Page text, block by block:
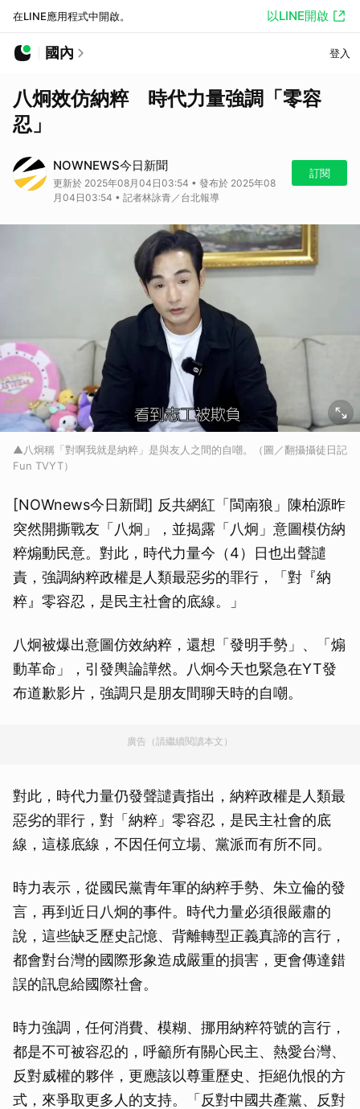
在LINE應用程式中開啟。 以LINE開啟
國內 登入
八炯效仿納粹 時代力量強調「零容
忍」
NOWNEWS今日新聞
更新於 2025年08月04日03:54 • 發布於 2025年08
月04日03:54 • 記者林詠青／台北報導
訂閱
▲八炯稱「對啊我就是納粹」是與友人之間的自嘲。（圖／翻攝攝徒日記
Fun TVYT）
[NOWnews今日新聞] 反共網紅「閩南狼」陳柏源昨
突然開撕戰友「八炯」，並揭露「八炯」意圖模仿納
粹煽動民意。對此，時代力量今（4）日也出聲譴
責，強調納粹政權是人類最惡劣的罪行，「對『納
粹』零容忍，是民主社會的底線。」
八炯被爆出意圖仿效納粹，還想「發明手勢」、「煽
動革命」，引發輿論譁然。八炯今天也緊急在YT發
布道歉影片，強調只是朋友間聊天時的自嘲。
廣告（請繼續閱讀本文）
對此，時代力量仍發聲譴責指出，納粹政權是人類最
惡劣的罪行，對「納粹」零容忍，是民主社會的底
線，這樣底線，不因任何立場、黨派而有所不同。
時力表示，從國民黨青年軍的納粹手勢、朱立倫的發
言，再到近日八炯的事件。時代力量必須很嚴肅的
說，這些缺乏歷史記憶、背離轉型正義真諦的言行，
都會對台灣的國際形象造成嚴重的損害，更會傳達錯
誤的訊息給國際社會。
時力強調，任何消費、模糊、挪用納粹符號的言行，
都是不可被容忍的，呼籲所有關心民主、熱愛台灣、
反對威權的夥伴，更應該以尊重歷史、拒絕仇恨的方
式，來爭取更多人的支持。「反對中國共產黨、反對